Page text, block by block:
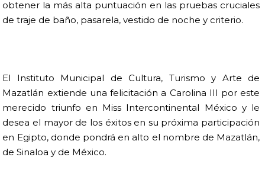
obtener la más alta puntuación en las pruebas cruciales
de traje de baño, pasarela, vestido de noche y criterio.
El Instituto Municipal de Cultura, Turismo y Arte de
Mazatlán extiende una felicitación a Carolina III por este
merecido triunfo en Miss Intercontinental México y le
desea el mayor de los éxitos en su próxima participación
en Egipto, donde pondrá en alto el nombre de Mazatlán,
de Sinaloa y de México.